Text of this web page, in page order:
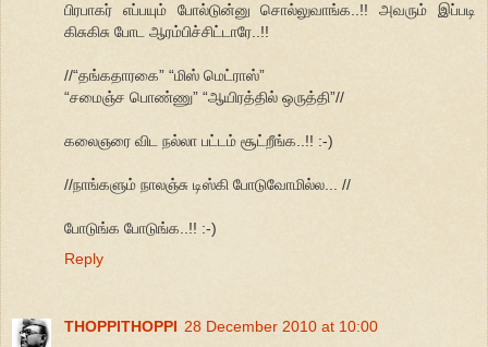
பிரபாகர் எப்பயும் போல்டுன்னு சொல்லுவாங்க..!! அவரும் இப்படி
கிசுகிசு போட ஆரம்பிச்சிட்டாரே..!!
//“தங்கதாரகை” “மிஸ் மெட்ராஸ்”
“சமைஞ்ச பொண்ணு” “ஆயிரத்தில் ஒருத்தி”//
கலைஞரை விட நல்லா பட்டம் சூட்றீங்க..!! :-)
//நாங்களும் நாலஞ்சு டிஸ்கி போடுவோமில்ல... //
போடுங்க போடுங்க..!! :-)
Reply
THOPPITHOPPI 28 December 2010 at 10:00